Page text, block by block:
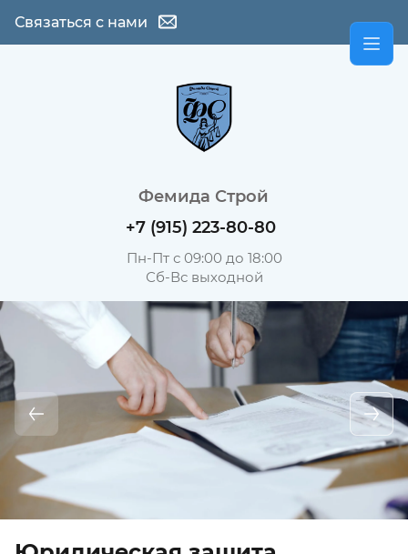
Связаться с нами
Фемида Строй
+7 (915) 223-80-80
Пн-Пт с 09:00 до 18:00
Сб-Вс выходной